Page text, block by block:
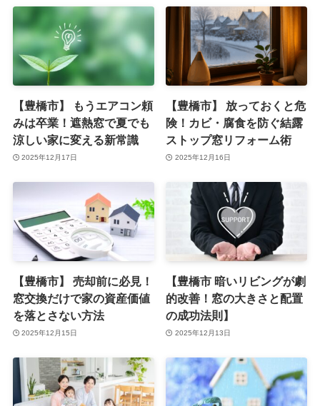
【豊橋市】 もうエアコン頼
みは卒業！遮熱窓で夏でも
涼しい家に変える新常識
2025年12月17日
【豊橋市】 放っておくと危
険！カビ・腐食を防ぐ結露
ストップ窓リフォーム術
2025年12月16日
【豊橋市】 売却前に必見！
窓交換だけで家の資産価値
を落とさない方法
2025年12月15日
【豊橋市 暗いリビングが劇
的改善！窓の大きさと配置
の成功法則】
2025年12月13日